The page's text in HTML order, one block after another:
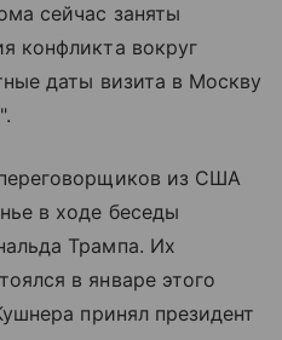
сейчас заняты
конфликта вокруг
даты визита в Москву
из США
в ходе беседы
Трампа. Их
в январе этого
принял президент